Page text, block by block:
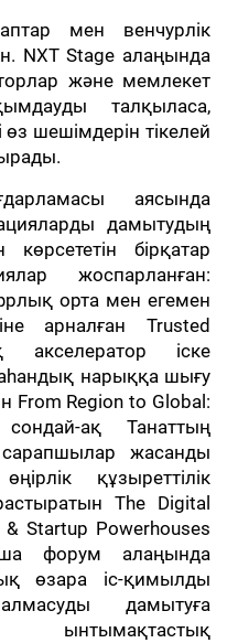
мен венчурлік
NXT Stage алаңында
және мемлекет
талқыласа,
шешімдерін тікелей
аясында
дамытудың
көрсететін бірқатар
жоспарланған:
орта мен егемен
арналған Trusted
акселератор іске
нарыққа шығу
From Region to Global:
ақ Танаттың
жасанды
құзыреттілік
The Digital
& Startup Powerhouses
форум алаңында
өзара іс-қимылды
дамытуға
ынтымақтастық